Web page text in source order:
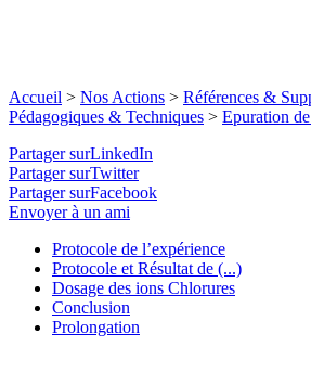
Accueil > Nos Actions > Références &
Pédagogiques & Techniques > Epuration
Partager surLinkedIn
Partager surTwitter
Partager surFacebook
Envoyer à un ami
Protocole de l’expérience
Protocole et Résultat de (...)
Dosage des ions Chlorures
Conclusion
Prolongation